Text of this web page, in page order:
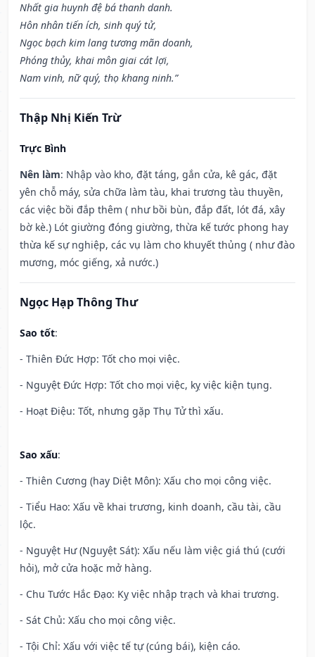
Nhất gia huynh đệ bá thanh danh.
Hôn nhân tiến ích, sinh quý tử,
Ngọc bạch kim lang tương mãn doanh,
Phóng thủy, khai môn giai cát lợi,
Nam vinh, nữ quý, thọ khang ninh.”
Thập Nhị Kiến Trừ
Trực Bình
Nên làm: Nhập vào kho, đặt táng, gắn cửa, kê gác, đặt
yên chỗ máy, sửa chữa làm tàu, khai trương tàu thuyền,
các việc bồi đắp thêm ( như bồi bùn, đắp đất, lót đá, xây
bờ kè.) Lót giường đóng giường, thừa kế tước phong hay
thừa kế sự nghiệp, các vụ làm cho khuyết thủng ( như đào
mương, móc giếng, xả nước.)
Ngọc Hạp Thông Thư
Sao tốt:
- Thiên Đức Hợp: Tốt cho mọi việc.
- Nguyệt Đức Hợp: Tốt cho mọi việc, kỵ việc kiện tụng.
- Hoạt Điệu: Tốt, nhưng gặp Thụ Tử thì xấu.
Sao xấu:
- Thiên Cương (hay Diệt Môn): Xấu cho mọi công việc.
- Tiểu Hao: Xấu về khai trương, kinh doanh, cầu tài, cầu
lộc.
- Nguyệt Hư (Nguyệt Sát): Xấu nếu làm việc giá thú (cưới
hỏi), mở cửa hoặc mở hàng.
- Chu Tước Hắc Đạo: Kỵ việc nhập trạch và khai trương.
- Sát Chủ: Xấu cho mọi công việc.
- Tội Chỉ: Xấu với việc tế tự (cúng bái), kiện cáo.